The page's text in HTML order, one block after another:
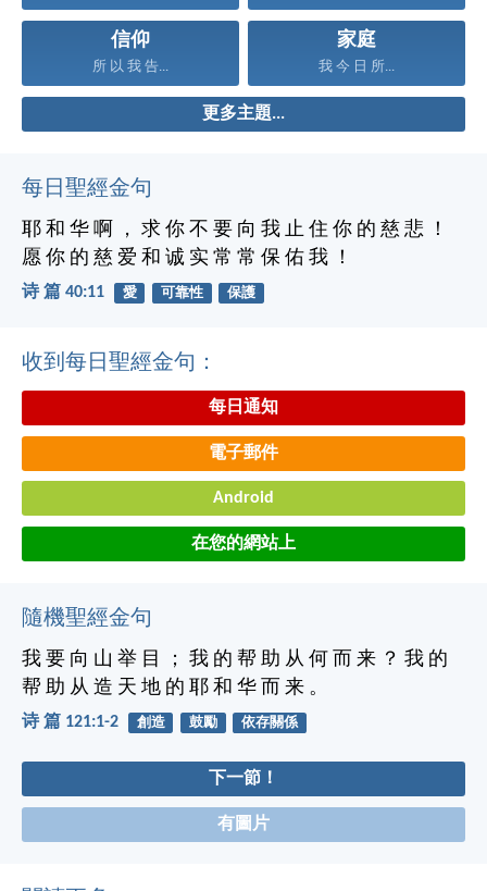
信仰
所 以 我 告...
家庭
我 今 日 所...
更多主題...
每日聖經金句
耶 和 华 啊 ， 求 你 不 要 向 我 止 住 你 的 慈 悲 ！
愿 你 的 慈 爱 和 诚 实 常 常 保 佑 我 ！
诗 篇 40:11 愛 可靠性 保護
收到每日聖經金句：
每日通知
電子郵件
Android
在您的網站上
隨機聖經金句
我 要 向 山 举 目 ； 我 的 帮 助 从 何 而 来 ？ 我 的
帮 助 从 造 天 地 的 耶 和 华 而 来 。
诗 篇 121:1-2 創造 鼓勵 依存關係
下一節！
有圖片